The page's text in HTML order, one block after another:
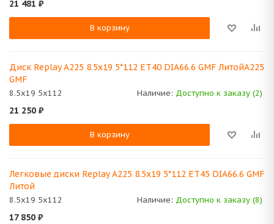
21 481 ₽
В корзину
Диск Replay A225 8.5x19 5*112 ET40 DIA66.6 GMF ЛитойA225
GMF
8.5x19 5x112 Наличие: Доступно к заказу (2)
21 250 ₽
В корзину
Легковые диски Replay A225 8.5x19 5*112 ET45 DIA66.6 GMF
Литой
8.5x19 5x112 Наличие: Доступно к заказу (8)
17 850 ₽